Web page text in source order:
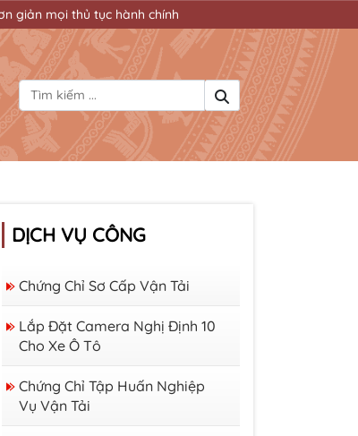
tục hành chính
DỊCH VỤ CÔNG
Chứng Chỉ Sơ Cấp Vận Tải
Lắp Đặt Camera Nghị Định 10
Cho Xe Ô Tô
Chứng Chỉ Tập Huấn Nghiệp
Vụ Vận Tải